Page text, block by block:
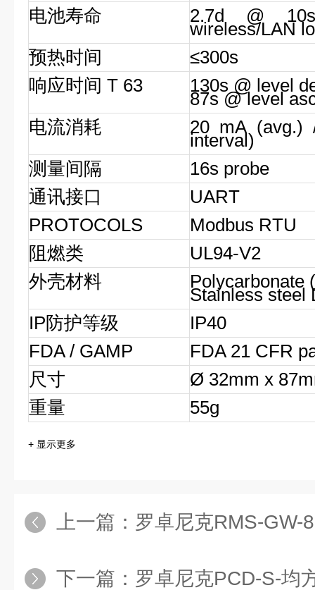
电池寿命
2.7d @
wireless/LAN
预热时间
≤300s
响应时间 T 63
130s @ level
87s @ level
电流消耗
20 mA (avg.)
interval)
测量间隔
16s probe
通讯接口
UART
PROTOCOLS
Modbus RTU
阻燃类
UL94-V2
外壳材料
Polycarbonate
Stainless steel
IP防护等级
IP40
FDA / GAMP
FDA 21 CFR
尺寸
Ø 32mm x
重量
55g
+ 显示更多
上一篇： 罗卓尼克RMS-GW-
下一篇： 罗卓尼克PCD-S-均